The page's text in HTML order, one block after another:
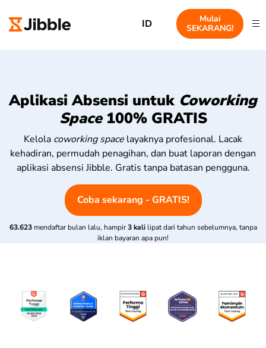
ID
Mulai
SEKARANG!
Aplikasi Absensi untuk Coworking
Space100% GRATIS
Kelola coworking space layaknya profesional. Lacak
kehadiran, permudah penagihan, dan buat laporan dengan
aplikasi absensi Jibble. Gratis tanpa batasan pengguna.
Coba sekarang - GRATIS!
63.623 mendaftar bulan lalu, hampir 3 kali lipat dari tahun sebelumnya, tanpa
iklan bayaran apa pun!